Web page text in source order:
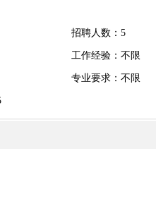
招聘人数：5
工作经验：不限
专业要求：不限